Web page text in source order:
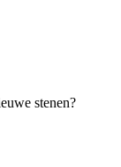
stenen?